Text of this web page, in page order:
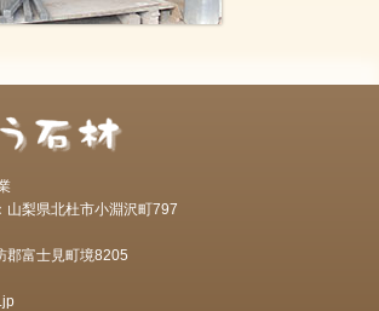
山梨県北杜市小淵沢町797
郡富士見町境8205